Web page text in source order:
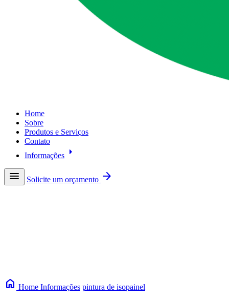
Home
Sobre
Produtos e Serviços
Contato
Informações arrow_right
menu
Solicite um orçamento arrow_forward
home Home Informações pintura de isopainel